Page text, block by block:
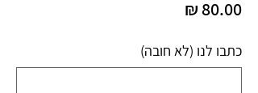
כתבו לנו (לא חובה)